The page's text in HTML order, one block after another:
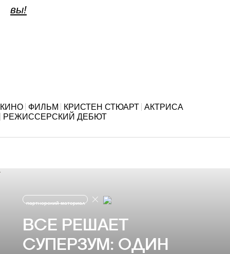
вы!
КИНО ФИЛЬМ КРИСТЕН СТЮАРТ АКТРИСА
РЕЖИССЕРСКИЙ ДЕБЮТ
партнерский материал
ВСЕ РЕШАЕТ
СУПЕРЗУМ: ОДИН